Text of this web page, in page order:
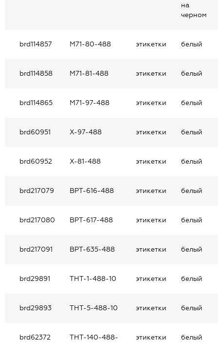
на
черном
brd114857 M71-80-488 этикетки белый
brd114858 M71-81-488 этикетки белый
brd114865 M71-97-488 этикетки белый
brd60951 X-97-488 этикетки белый
brd60952 X-81-488 этикетки белый
brd217079 BPT-616-488 этикетки белый
brd217080 BPT-617-488 этикетки белый
brd217091 BPT-635-488 этикетки белый
brd29891 THT-1-488-10 этикетки белый
brd29893 THT-5-488-10 этикетки белый
brd62372
THT-140-488-
этикетки белый